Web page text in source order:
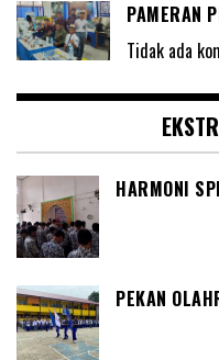
PAMERAN
Tidak ada
HARMONI
PEKAN